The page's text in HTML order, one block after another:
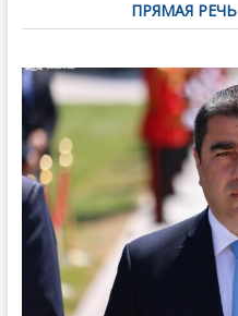
ПРЯМАЯ РЕЧЬ